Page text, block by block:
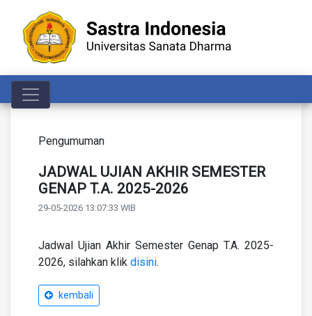
Toggle navigation
Pengumuman
JADWAL UJIAN AKHIR SEMESTER
GENAP T.A. 2025-2026
29-05-2026 13:07:33 WIB
Jadwal Ujian Akhir Semester Genap T.A. 2025-
2026, silahkan klik disini.
kembali